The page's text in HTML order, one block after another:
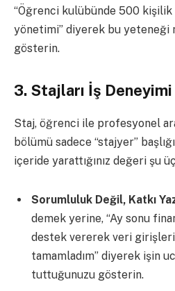
“Öğrenci kulübünde 500
yönetimi” diyerek bu yeteneği
gösterin.
3. Stajları İş
Staj, öğrenci ile profesyonel
bölümü sadece “stajyer”
içeride yarattığınız değeri şu
Sorumluluk Değil, Katkı
demek yerine, “Ay sonu
destek vererek veri
tamamladım” diyerek işin
tuttuğunuzu gösterin.